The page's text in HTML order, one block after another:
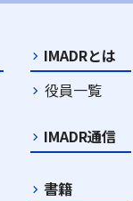
IMADRとは
役員一覧
IMADR通信
書籍